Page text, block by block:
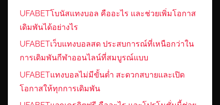
UFABETโบนัสแทงบอล คืออะไร และช่วยเพิ่มโอกาส
เดิมพันได้อย่างไร
UFABETเว็บแทงบอลสด ประสบการณ์ที่เหนือกว่าใน
การเดิมพันกีฬาออนไลน์ที่สมบูรณ์แบบ
UFABETแทงบอลไม่มีขั้นต่ำ สะดวกสบายและเปิด
โอกาสให้ทุกการเดิมพัน